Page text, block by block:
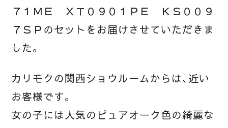
７１ＭＥ ＸＴ０９０１ＰＥ ＫＳ００９
７ＳＰのセットをお届けさせていただきま
した。
カリモクの関西ショウルームからは、近い
お客様です。
女の子には人気のピュアオーク色の綺麗な